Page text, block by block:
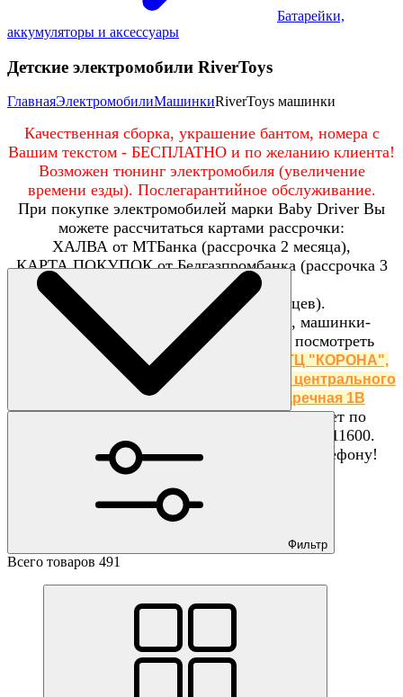
Батарейки,
аккумуляторы и аксессуары
Детские электромобили RiverToys
ГлавнаяЭлектромобилиМашинкиRiverToys машинки
Качественная сборка, украшение бантом, номера с
Вашим текстом - БЕСПЛАТНО и по желанию клиента!
Возможен тюнинг электромобиля (увеличение
времени езды). Послегарантийное обслуживание.
При покупке электромобилей марки Baby Driver Вы
можете рассчитаться картами рассрочки:
ХАЛВА от МТБанка (рассрочка 2 месяца),
КАРТА ПОКУПОК от Белгазпромбанка (рассрочка 3
месяца),
ЧЕРЕПАХА (рассрочка 8 месяцев).
Детские электромобили, велосипеды, машинки-
каталки, самокаты и беговелы можно посмотреть
вживую, в нашемшоуруме
ТЦ "КОРОНА",
цокольный этаж, по ступенькам вниз с центрального
входа, пав. 46, аг. Ждановичи, ул.Заречная 1В
,предварительно согласовав наличие и цвет по
телефону +375(29) 7011600 или +375(44)7011600.
Время работы "Шоурума" уточняйте по телефону!
Фильтр
Всего товаров 491